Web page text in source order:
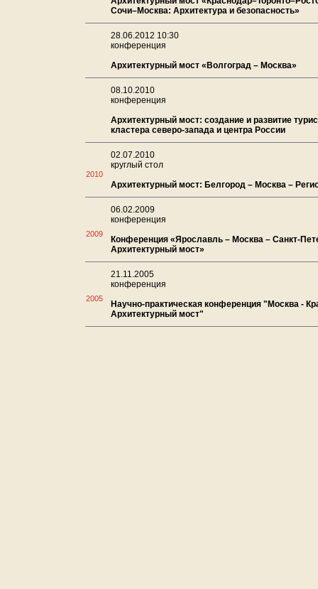
Сочи–Москва: Архитектура и безопасность»
28.06.2012 10:30
конференция
Архитектурный мост «Волгоград – Москва»
08.10.2010
конференция
Архитектурный мост: создание и развитие
кластера северо-запада и центра России
2010
02.07.2010
круглый стол
Архитектурный мост: Белгород – Москва –
2009
06.02.2009
конференция
Конференция «Ярославль – Москва – Санкт-
Архитектурный мост»
2005
21.11.2005
конференция
Научно-практическая конференция "Москва -
Архитектурный мост"